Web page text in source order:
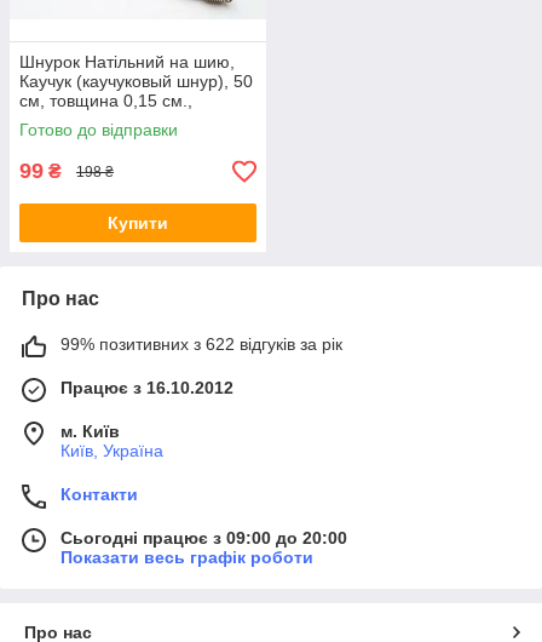
Шнурок Натільний на шию,
Каучук (каучуковый шнур), 50
см, товщина 0,15 см.,
натуральний, для прикрас і
кулонів
Готово до відправки
99 ₴ 198 ₴
Купити
Про нас
99% позитивних з 622 відгуків за рік
Працює з 16.10.2012
м. Київ
Київ, Україна
Контакти
Сьогодні працює з 09:00 до 20:00
Показати весь графік роботи
Про нас